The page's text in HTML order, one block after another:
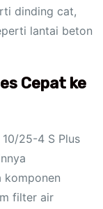
dinding cat,
lantai beton
Cepat ke
25-4 S Plus
komponen
filter air